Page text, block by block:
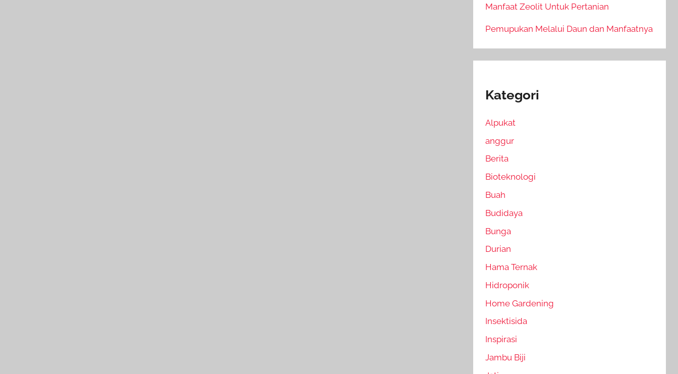
Manfaat Zeolit Untuk Pertanian
Pemupukan Melalui Daun dan Manfaatnya
Kategori
Alpukat
anggur
Berita
Bioteknologi
Buah
Budidaya
Bunga
Durian
Hama Ternak
Hidroponik
Home Gardening
Insektisida
Inspirasi
Jambu Biji